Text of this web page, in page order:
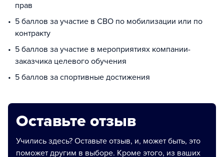
прав
5 баллов за участие в СВО по мобилизации или по
контракту
5 баллов за участие в мероприятиях компании-
заказчика целевого обучения
5 баллов за спортивные достижения
Оставьте отзыв
Учились здесь? Оставьте отзыв, и, может быть, это
поможет другим в выборе. Кроме этого, из ваших